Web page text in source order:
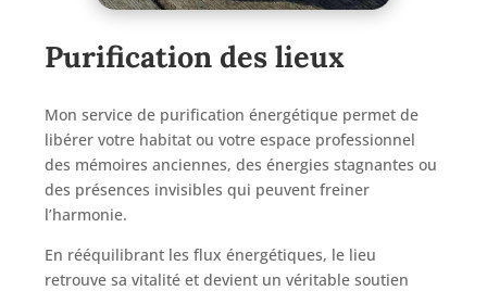
Purification des lieux
Mon service de purification énergétique permet de
libérer votre habitat ou votre espace professionnel
des mémoires anciennes, des énergies stagnantes ou
des présences invisibles qui peuvent freiner
l’harmonie.
En rééquilibrant les flux énergétiques, le lieu
retrouve sa vitalité et devient un véritable soutien